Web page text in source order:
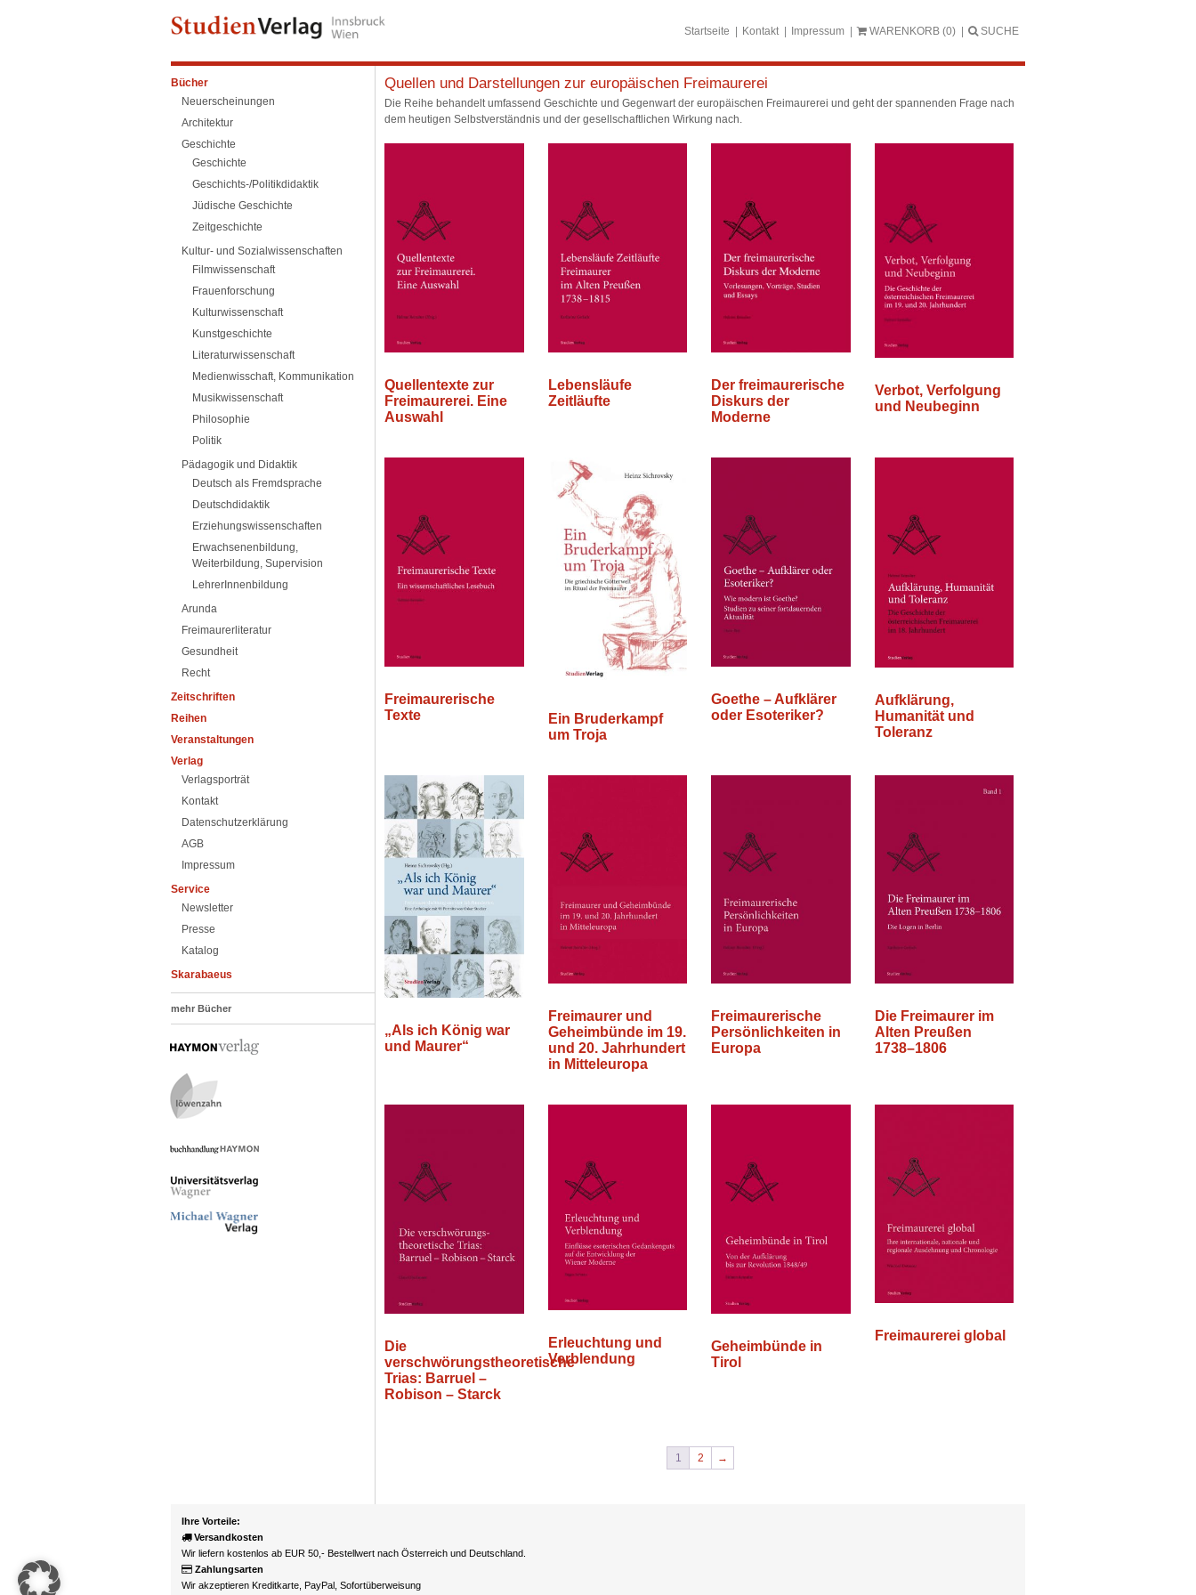
Startseite Kontakt Impressum WARENKORB (0) SUCHE
Bücher
Neuerscheinungen
Architektur
Geschichte
Geschichte
Geschichts-/Politikdidaktik
Jüdische Geschichte
Zeitgeschichte
Kultur- und Sozialwissenschaften
Filmwissenschaft
Frauenforschung
Kulturwissenschaft
Kunstgeschichte
Literaturwissenschaft
Medienwisschaft, Kommunikation
Musikwissenschaft
Philosophie
Politik
Pädagogik und Didaktik
Deutsch als Fremdsprache
Deutschdidaktik
Erziehungswissenschaften
Erwachsenenbildung,
Weiterbildung, Supervision
LehrerInnenbildung
Arunda
Freimaurerliteratur
Gesundheit
Recht
Zeitschriften
Reihen
Veranstaltungen
Verlag
Verlagsporträt
Kontakt
Datenschutzerklärung
AGB
Impressum
Service
Newsletter
Presse
Katalog
Skarabaeus
mehr Bücher
Quellen und Darstellungen zur europäischen Freimaurerei
Die Reihe behandelt umfassend Geschichte und Gegenwart der europäischen Freimaurerei und geht der spannenden Frage nach
dem heutigen Selbstverständnis und der gesellschaftlichen Wirkung nach.
Quellentexte zur
Freimaurerei. Eine
Auswahl
Lebensläufe
Zeitläufte
Der freimaurerische
Diskurs der
Moderne
Verbot, Verfolgung
und Neubeginn
Freimaurerische
Texte
Ein Bruderkampf
um Troja
Goethe – Aufklärer
oder Esoteriker?
Aufklärung,
Humanität und
Toleranz
„Als ich König war
und Maurer“
Freimaurer und
Geheimbünde im 19.
und 20. Jahrhundert
in Mitteleuropa
Freimaurerische
Persönlichkeiten in
Europa
Die Freimaurer im
Alten Preußen
1738–1806
Die
verschwörungstheoretische
Trias: Barruel –
Robison – Starck
Erleuchtung und
Verblendung
Geheimbünde in
Tirol
Freimaurerei global
1 2 →
Ihre Vorteile:
Versandkosten
Wir liefern kostenlos ab EUR 50,- Bestellwert nach Österreich und Deutschland.
Zahlungsarten
Wir akzeptieren Kreditkarte, PayPal, Sofortüberweisung